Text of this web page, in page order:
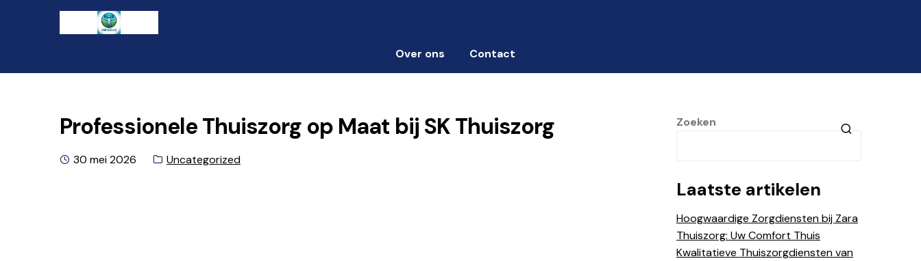
Over ons Contact
Professionele Thuiszorg op Maat bij SK Thuiszorg
Geplaatst
30 mei 2026 Categorie:
Uncategorized
Zoeken
Laatste artikelen
Hoogwaardige Zorgdiensten bij Zara
Thuiszorg: Uw Comfort Thuis
Kwalitatieve Thuiszorgdiensten van